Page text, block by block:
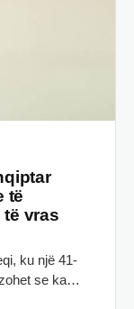
të
të vras
ku një 41-
se ka…